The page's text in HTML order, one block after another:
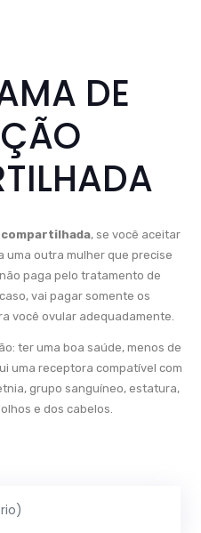
DE
compartilhada, se você aceitar
uma outra mulher que precise
paga pelo tratamento de
vai pagar somente os
você ovular adequadamente.
ter uma boa saúde, menos de
uma receptora compatível com
grupo sanguíneo, estatura,
e dos cabelos.